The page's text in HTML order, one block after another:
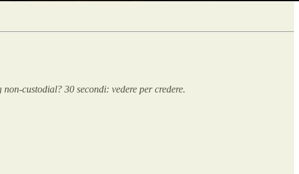
custodial? 30 secondi: vedere per credere.